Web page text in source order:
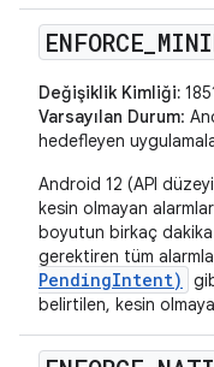
ENFORCE
Değişiklik Kimliği:
Varsayılan Durum:
hedefleyen
Android 12 (API
kesin olmayan
boyutun birkaç
gerektiren tüm
PendingIntent)
belirtilen, kesin